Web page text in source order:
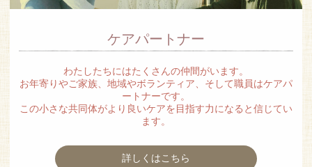
ケアパートナー
わたしたちにはたくさんの仲間がいます。
お年寄りやご家族、地域やボランティア、そして職員はケアパ
ートナーです。
この小さな共同体がより良いケアを目指す力になると信じてい
ます。
詳しくはこちら